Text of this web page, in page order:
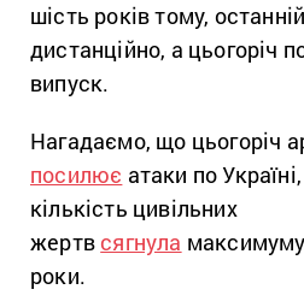
шість років тому,
дистанційно, а цьогоріч
випуск.
Нагадаємо, що цьогоріч
посилює атаки по
кількість цивільних
жертв сягнула
роки.